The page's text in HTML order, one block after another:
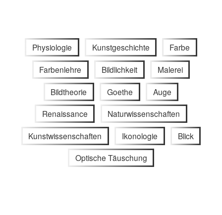
Physiologie Kunstgeschichte Farbe
Farbenlehre Bildlichkeit Malerei
Bildtheorie Goethe Auge
Renaissance Naturwissenschaften
Kunstwissenschaften Ikonologie Blick
Optische Täuschung